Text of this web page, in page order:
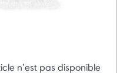
n’est pas disponible